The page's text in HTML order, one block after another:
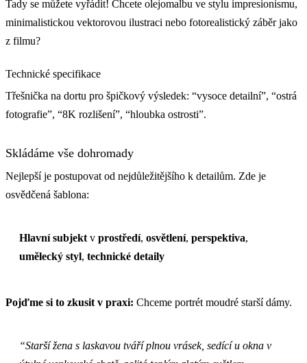
Tady se můžete vyřádit! Chcete olejomalbu ve stylu impresionismu,
minimalistickou vektorovou ilustraci nebo fotorealistický záběr jako
z filmu?
Technické specifikace
Třešnička na dortu pro špičkový výsledek: “vysoce detailní”, “ostrá
fotografie”, “8K rozlišení”, “hloubka ostrosti”.
Skládáme vše dohromady
Nejlepší je postupovat od nejdůležitějšího k detailům. Zde je
osvědčená šablona:
Hlavní subjekt v prostředí, osvětlení, perspektiva,
umělecký styl, technické detaily
Pojďme si to zkusit v praxi: Chceme portrét moudré starší dámy.
“Starší žena s laskavou tváří plnou vrásek, sedící u okna v